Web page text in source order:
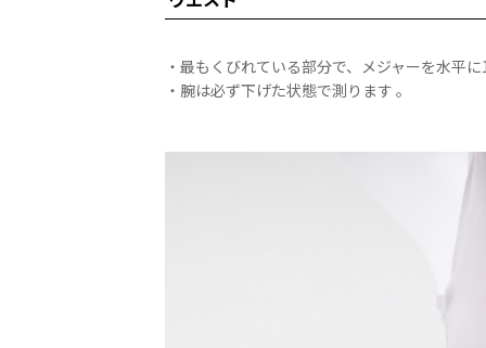
・最もくびれている部分で、メジャーを水平
・腕は必ず下げた状態で測ります 。